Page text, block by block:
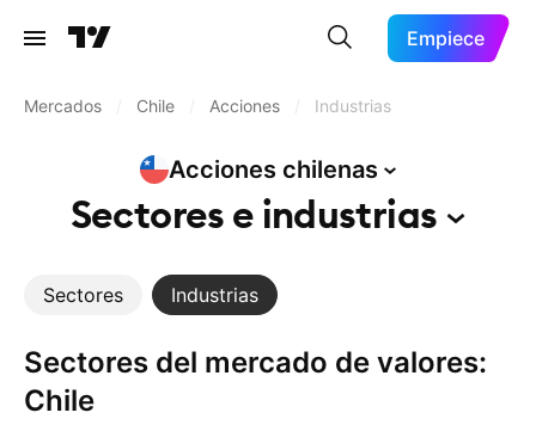
Empiece
Mercados Chile Acciones Industrias
Acciones chilenas
Sectores eindustrias
Sectores Industrias
Sectores del mercado de valores:
Chile